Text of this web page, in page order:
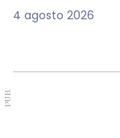
4 agosto 2026
PUB.